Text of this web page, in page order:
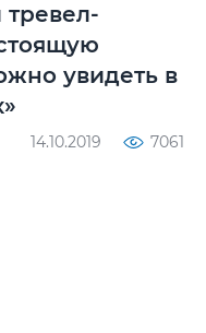
увидеть в
14.10.2019 7061